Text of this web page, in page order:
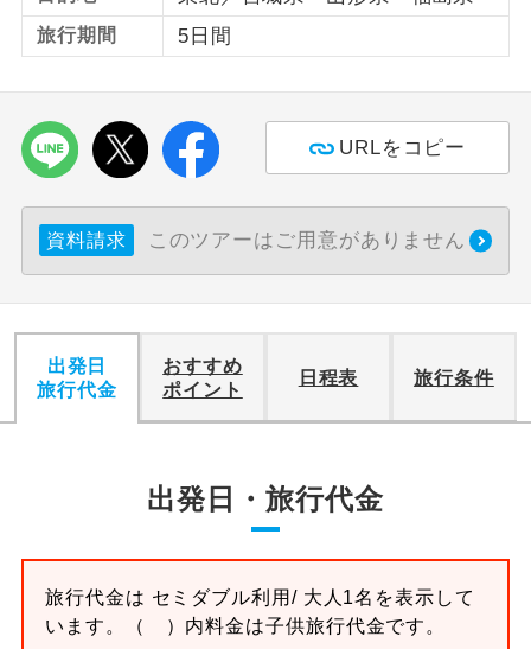
旅行期間 5日間
URLをコピー
資料請求 このツアーはご用意がありません
出発日
旅行代金
おすすめ
ポイント
日程表 旅行条件
出発日・旅行代金
旅行代金は セミダブル利用/ 大人1名を表示して
います。
（ ）内料金は子供旅行代金です。
す。
ご参加にあたり年齢に制限があるコース
航空会社指定
利用航空会社が指定なので、ご出発の計
画にとても便利です。
ご紹介するホテルを指定したコースで
す。
ス2席利用